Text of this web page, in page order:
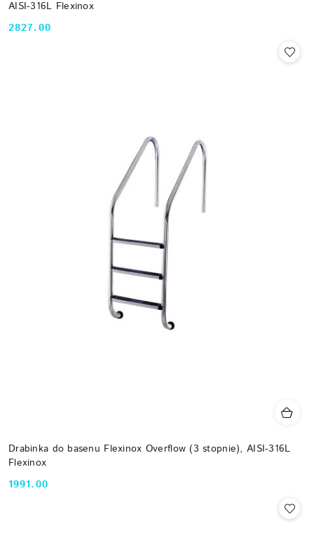
AISI-316L Flexinox
Cena:
2827.00
Drabinka do basenu Flexinox Overflow (3 stopnie), AISI-316L
Flexinox
Cena:
1991.00